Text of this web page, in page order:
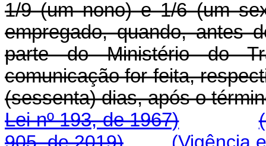
1/9 (um nono) e 1/6 (um
empregado, quando, antes
parte do Ministério do
comunicação for feita,
(sessenta) dias, após o
Lei nº 193, de 1967)